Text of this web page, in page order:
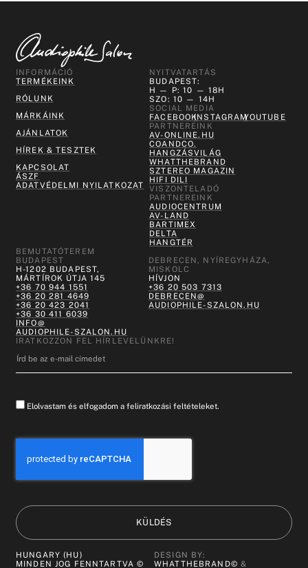
INFORMÁCIÓ
TERMÉKEINK
RÓLUNK
MÁRKÁINK
AJÁNLATOK
HÍREK & TESZTEK
KAPCSOLAT
ÁSZF
ADATVÉDELMI NYILATKOZAT
NYITVATARTÁS
BUDAPEST:
H — P: 10 — 18H
SZO: 10 — 14H
SOCIAL MEDIA
FACEBOOKINSTAGRAMYOUTUBE
PARTNEREINK
AV-ONLINE.HU
COANDCO.
HANGZÁSVILÁG
WHATTHEBRAND
SZTEREO MAGAZIN
HIFI DILI
VISZONTELADÓ
PARTNEREINK
AUDIOCENTRUM
AV-LAND
BARTIMEX
DELTA
HANGTÉR
BEMUTATÓTEREM
BUDAPEST
H-1202 BUDAPEST,
MÁRTÍROK ÚTJA 145
+36 70 944 1551
+36 20 281 4649
+36 20 423 2041
+36 30 411 6039
INFO@
AUDIOPHILE-SZALON.HU
DEBRECEN, NYÍREGYHÁZA,
MISKOLC
HÍVJON
+36 20 503 7313
DEBRECEN@
AUDIOPHILE-SZALON.HU
IRATKOZZON FEL HÍRLEVELÜNKRE!
Elolvastam és elfogadom a feliratkozási feltételeket.
KÜLDÉS
HUNGARY (HU)
MINDEN JOG FENNTARTVA ©
DESIGN BY:
WHATTHEBRAND© &